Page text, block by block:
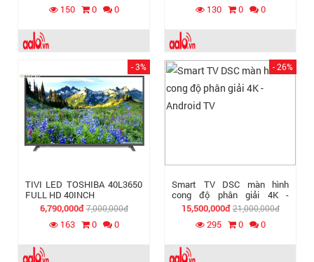
150 0 0 130 0 0
- 3%
TIVI LED TOSHIBA 40L3650
FULL HD 40INCH
6,790,000đ7,000,000đ
163 0 0
- 26%
Smart TV DSC màn hình
cong độ phân giải 4K -
Android TV
15,500,000đ21,000,000đ
295 0 0